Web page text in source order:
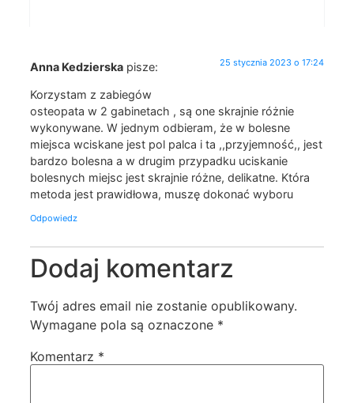
Anna Kedzierska pisze: 25 stycznia 2023 o 17:24
Korzystam z zabiegów
osteopata w 2 gabinetach , są one skrajnie różnie
wykonywane. W jednym odbieram, że w bolesne
miejsca wciskane jest pol palca i ta ,,przyjemność,, jest
bardzo bolesna a w drugim przypadku uciskanie
bolesnych miejsc jest skrajnie różne, delikatne. Która
metoda jest prawidłowa, muszę dokonać wyboru
Odpowiedz
Dodaj komentarz
Twój adres email nie zostanie opublikowany.
Wymagane pola są oznaczone *
Komentarz *